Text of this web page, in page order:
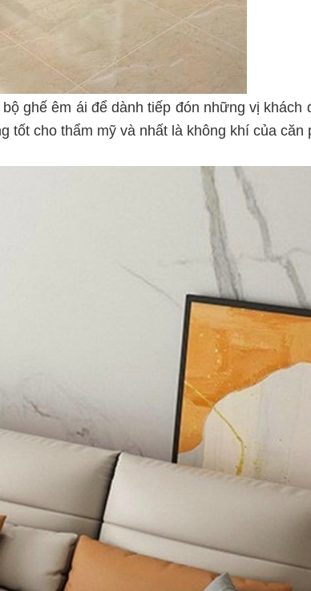
ghế êm ái để dành tiếp đón những vị khách
tốt cho thẩm mỹ và nhất là không khí của căn